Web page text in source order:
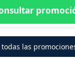
todas las